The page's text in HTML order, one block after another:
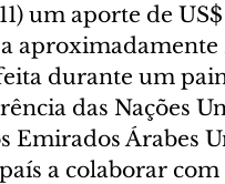
um aporte de
aproximadamente
durante um
das Nações
Emirados Árabes
a colaborar